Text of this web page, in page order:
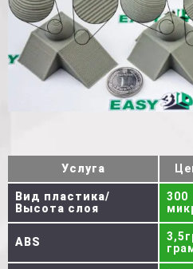
Услуга
Вид пластика/
Высота слоя
300
ABS